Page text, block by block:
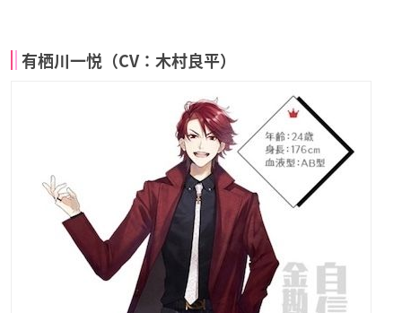
有栖川一悦（CV：木村良平）